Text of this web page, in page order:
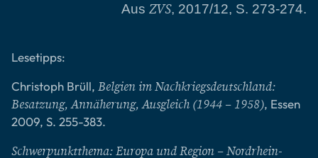
Aus ZVS, 2017/12, S. 273-274.
Lesetipps:
Christoph Brüll, Belgien im Nachkriegsdeutschland:
Besatzung, Annäherung, Ausgleich (1944 – 1958), Essen
2009, S. 255-383.
Schwerpunktthema: Europa und Region – Nordrhein-